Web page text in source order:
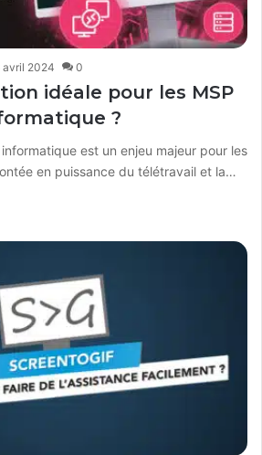
avril 2024 0
idéale pour les MSP
?
informatique est un enjeu majeur pour les
en puissance du télétravail et la…